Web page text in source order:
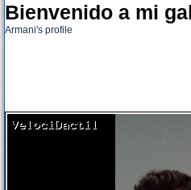
Bienvenido a mi
Armani's profile